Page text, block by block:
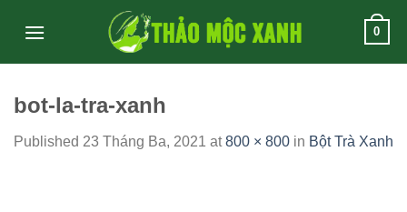
0
bot-la-tra-xanh
Published 23 Tháng Ba, 2021 at800 × 800 in Bột Trà Xanh